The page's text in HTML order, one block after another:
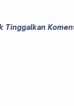
Tinggalkan